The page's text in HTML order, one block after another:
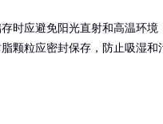
时应避免阳光直射和高温环境
颗粒应密封保存，防止吸湿和